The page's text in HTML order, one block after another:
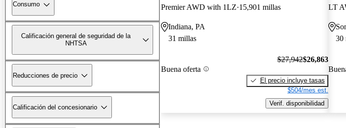
Consumo
Calificación general de seguridad de la
NHTSA
Reducciones de precio
Calificación del concesionario
Premier AWD with 1LZ 15,901 millas
Indiana, PA
31 millas
Buena oferta
$27,942$26,863
El precio incluye tasas
$504/mes est.
Verif. disponibilidad
LT
30